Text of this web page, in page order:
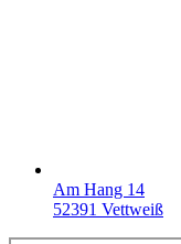
Am Hang 14
52391 Vettweiß